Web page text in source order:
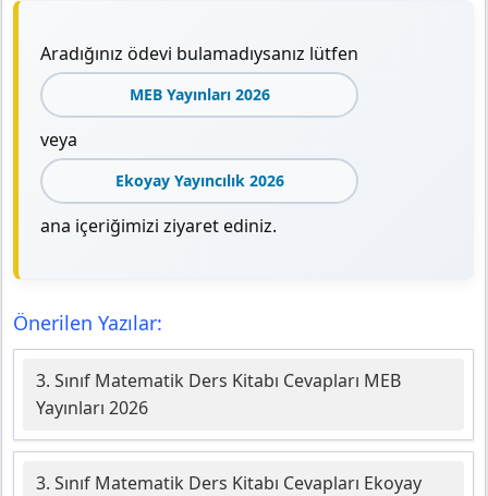
Aradığınız ödevi bulamadıysanız lütfen
MEB Yayınları 2026
veya
Ekoyay Yayıncılık 2026
ana içeriğimizi ziyaret ediniz.
Önerilen Yazılar:
3. Sınıf Matematik Ders Kitabı Cevapları MEB
Yayınları 2026
3. Sınıf Matematik Ders Kitabı Cevapları Ekoyay